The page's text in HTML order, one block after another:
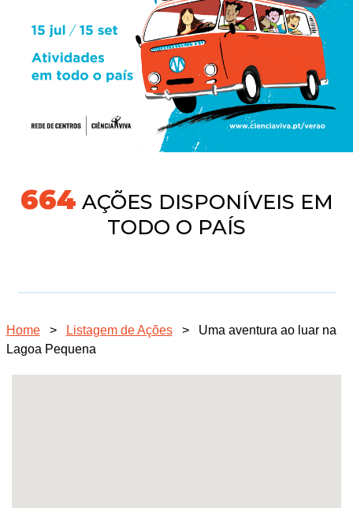
718AÇÕES DISPONÍVEIS EM
TODO O PAÍS
Home > Listagem de Ações >
Uma aventura ao luar na
Lagoa Pequena